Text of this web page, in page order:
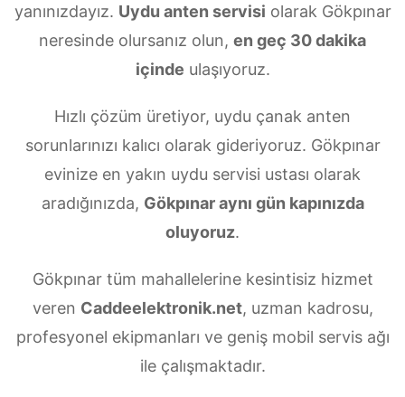
yanınızdayız. Uydu anten servisi olarak Gökpınar
neresinde olursanız olun, en geç 30 dakika
içinde ulaşıyoruz.
Hızlı çözüm üretiyor, uydu çanak anten
sorunlarınızı kalıcı olarak gideriyoruz. Gökpınar
evinize en yakın uydu servisi ustası olarak
aradığınızda, Gökpınar aynı gün kapınızda
oluyoruz.
Gökpınar tüm mahallelerine kesintisiz hizmet
veren Caddeelektronik.net, uzman kadrosu,
profesyonel ekipmanları ve geniş mobil servis ağı
ile çalışmaktadır.